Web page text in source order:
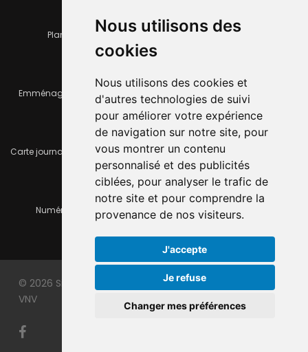
Nous utilisons des
cookies
Nous utilisons des cookies et
d'autres technologies de suivi
pour améliorer votre expérience
de navigation sur notre site, pour
vous montrer un contenu
personnalisé et des publicités
ciblées, pour analyser le trafic de
notre site et pour comprendre la
provenance de nos visiteurs.
J'accepte
Je refuse
Changer mes préférences
Plan de la ville Horaires et services communaux
Emménager ou déménager Infos pratiques
Carte journalière CFF - Flexicard Travaux importants en cours
Numéros d'urgence À louer / à vendre
© 2026 Site officiel de la ville du Locle. Made with
VNV